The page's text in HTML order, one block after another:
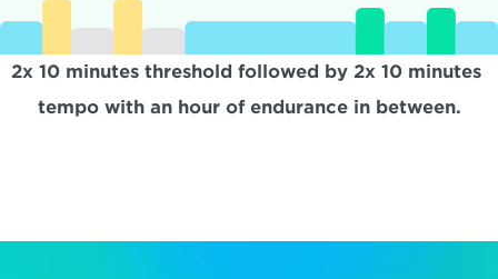
2x 10 minutes threshold followed by 2x 10 minutes
tempo with an hour of endurance in between.